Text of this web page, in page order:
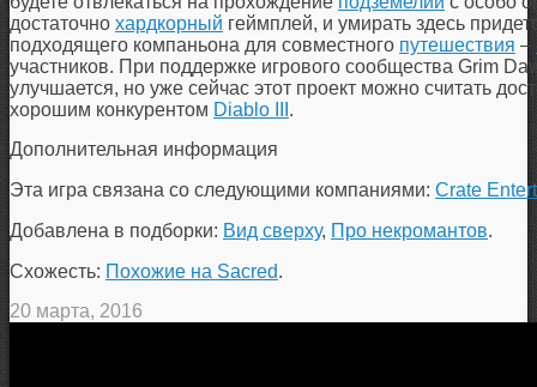
достаточно хардкорный геймплей, и умирать здесь
подходящего компаньона для совместного путешествия –
участников. При поддержке игрового сообщества Grim
улучшается, но уже сейчас этот проект можно считать
хорошим конкурентом Diablo III .
Дополнительная информация
Эта игра связана со следующими компаниями: Crate
Добавлена в подборки: Вид сверху, Про некромантов.
Схожесть: Похожие на Sacred.
20 марта, 2016